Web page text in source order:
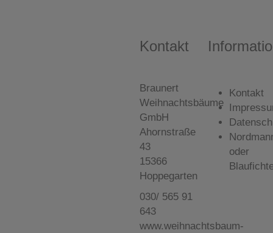
Kontakt
Braunert
Weihnachtsbäume
GmbH
Ahornstraße
43
15366
Hoppegarten
030/ 565 91
643
www.weihnachtsbaum-
Kontakt
oder